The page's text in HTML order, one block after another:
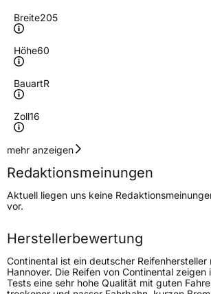
Breite205
Höhe60
BauartR
Zoll16
Geschwindigkeitsindex
Lastindex 96
Gewicht (in kg)8,400 kg
Generelle Merkmale
Fahrzeugtyp PKW
mehr anzeigen
Redaktionsmeinungen
Aktuell liegen uns keine
vor.
Herstellerbewertung
Continental ist ein deutscher Reifenhersteller
Hannover. Die Reifen von Continental zeigen
Tests eine sehr hohe Qualität mit guten